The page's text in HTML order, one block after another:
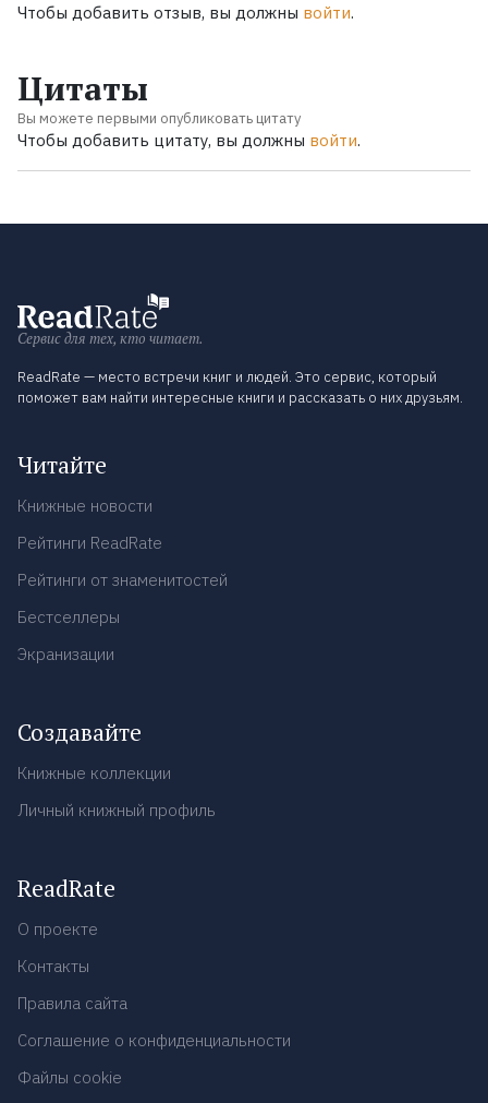
Чтобы добавить отзыв, вы должны войти.
Цитаты
Вы можете первыми опубликовать цитату
Чтобы добавить цитату, вы должны войти.
Сервис для тех, кто читает.
ReadRate — место встречи книг и людей. Это сервис, который
поможет вам найти интересные книги и рассказать о них друзьям.
Читайте
Книжные новости
Рейтинги ReadRate
Рейтинги от знаменитостей
Бестселлеры
Экранизации
Создавайте
Книжные коллекции
Личный книжный профиль
ReadRate
О проекте
Контакты
Правила сайта
Соглашение о конфиденциальности
Файлы cookie